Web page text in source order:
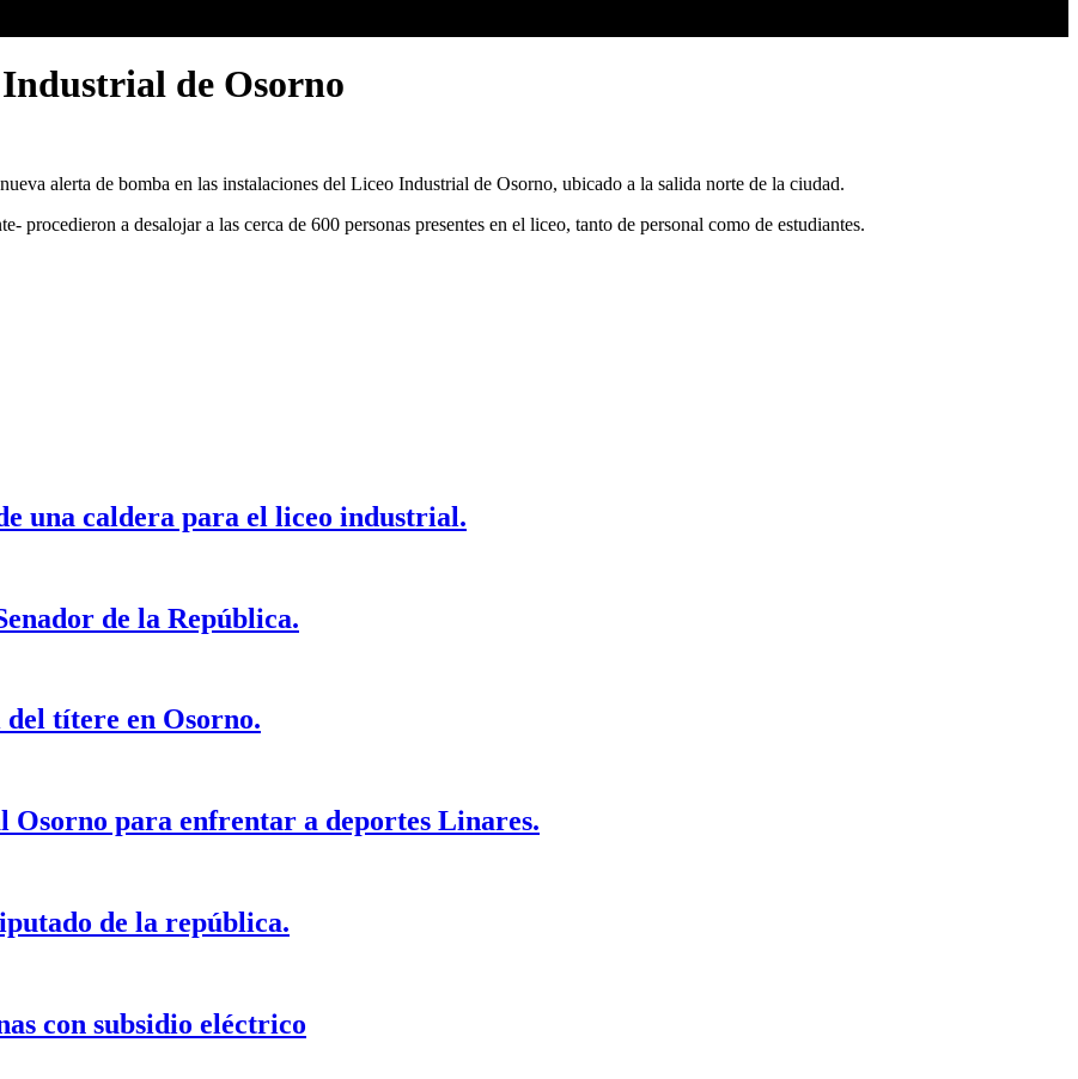
de Osorno
alerta de bomba en las instalaciones del Liceo Industrial de Osorno, ubicado a la salida norte de la ciudad.
procedieron a desalojar a las cerca de 600 personas presentes en el liceo, tanto de personal como de estudiantes.
una caldera para el liceo industrial.
de la República.
del títere en Osorno.
para enfrentar a deportes Linares.
de la república.
con subsidio eléctrico